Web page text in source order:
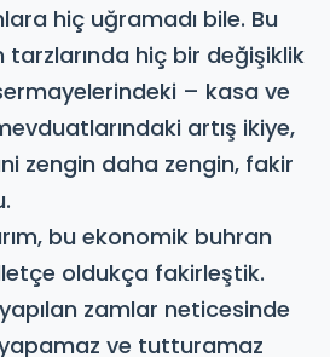
hiç uğramadı bile. Bu
hiç bir değişiklik
– kasa ve
artış ikiye,
zengin daha zengin, fakir
bu ekonomik buhran
oldukça fakirleştik.
zamlar neticesinde
ve tutturamaz